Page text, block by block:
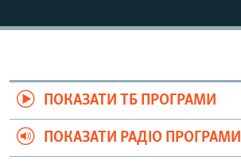
ПОКАЗАТИ ТБ ПРОГРАМИ
ПОКАЗАТИ РАДІО ПРОГРАМИ